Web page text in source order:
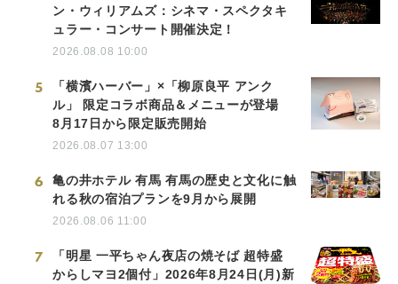
ン・ウィリアムズ：シネマ・スペクタキ
ュラー・コンサート開催決定！
2026.08.08 10:00
5
「横濱ハーバー」×「柳原良平 アンク
ル」 限定コラボ商品＆メニューが登場
8月17日から限定販売開始
2026.08.07 13:00
6
亀の井ホテル 有馬 有馬の歴史と文化に触
れる秋の宿泊プランを9月から展開
2026.08.06 11:00
7
「明星 一平ちゃん夜店の焼そば 超特盛
からしマヨ2個付」2026年8月24日(月)新